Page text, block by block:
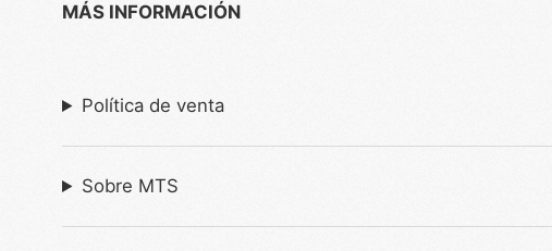
MÁS INFORMACIÓN
Política de venta
Sobre MTS